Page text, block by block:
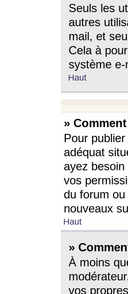
Seuls les
autres
mail, et
Cela à
système
Haut
»
Pour
adéquat
ayez
vos
du forum
nouveaux
Haut
»
À moins
vos